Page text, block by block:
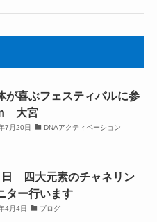
が喜ぶフェスティバルに参
大宮
7月20日 DNAアクティベーション
日 四大元素のチャネリン
ター行います
4月4日 ブログ